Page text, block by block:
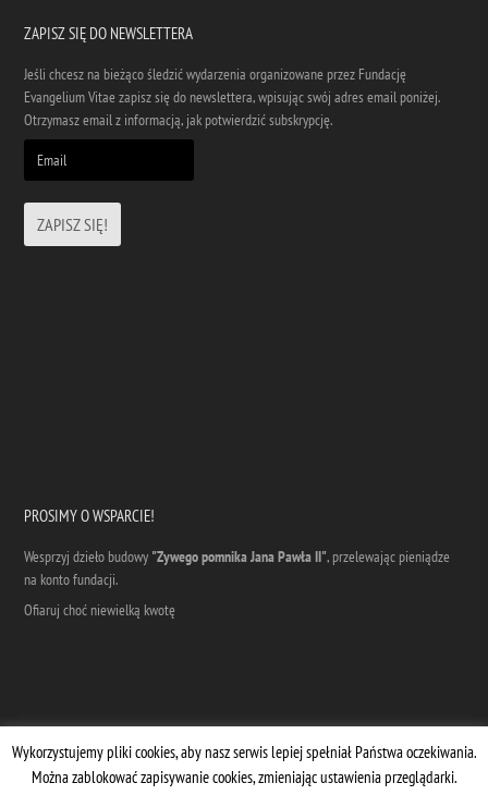
ZAPISZ SIĘ DO NEWSLETTERA
Jeśli chcesz na bieżąco śledzić wydarzenia organizowane przez Fundację
Evangelium Vitae zapisz się do newslettera, wpisując swój adres email poniżej.
Otrzymasz email z informacją, jak potwierdzić subskrypcję.
PROSIMY O WSPARCIE!
Wesprzyj dzieło budowy "Zywego pomnika Jana Pawła II", przelewając pieniądze
na konto fundacji.
Ofiaruj choć niewielką kwotę
Designed byMarta Dziuba| Supported byStermedia
Wykorzystujemy pliki cookies, aby nasz serwis lepiej spełniał Państwa oczekiwania.
Można zablokować zapisywanie cookies, zmieniając ustawienia przeglądarki.